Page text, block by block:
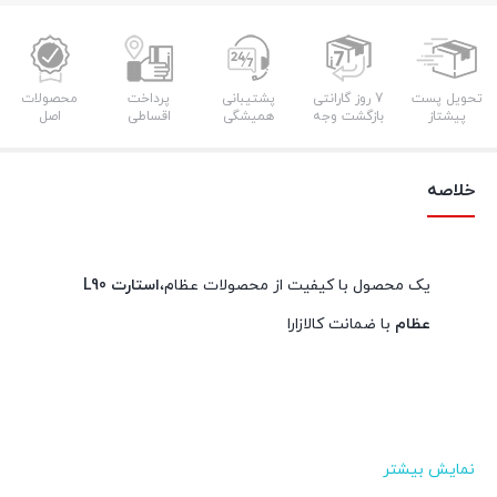
تحویل پست
پیشتاز
7 روز گارانتی
بازگشت وجه
پشتیبانی
همیشگی
پرداخت
اقساطی
محصولات
اصل
خلاصه
یک محصول با کیفیت از محصولات عظام،
استارت L90
عظام با ضمانت کالازارا
نمایش بیشتر